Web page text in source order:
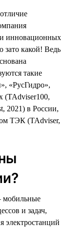
инновационных
зато какой! Ведь
такие
«РусГидро»,
2021) в России,
ТЭК (TAdviser,
и задач,
электростанций